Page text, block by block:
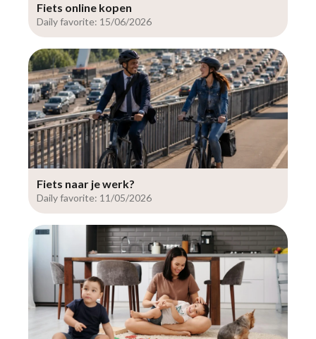
Fiets online kopen
Daily favorite: 15/06/2026
Fiets naar je werk?
Daily favorite: 11/05/2026